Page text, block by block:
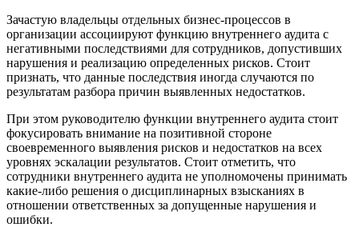
Зачастую владельцы отдельных бизнес-процессов в
организации ассоциируют функцию внутреннего аудита с
негативными последствиями для сотрудников, допустивших
нарушения и реализацию определенных рисков. Стоит
признать, что данные последствия иногда случаются по
результатам разбора причин выявленных недостатков.
При этом руководителю функции внутреннего аудита стоит
фокусировать внимание на позитивной стороне
своевременного выявления рисков и недостатков на всех
уровнях эскалации результатов. Стоит отметить, что
сотрудники внутреннего аудита не уполномочены принимать
какие-либо решения о дисциплинарных взысканиях в
отношении ответственных за допущенные нарушения и
ошибки.